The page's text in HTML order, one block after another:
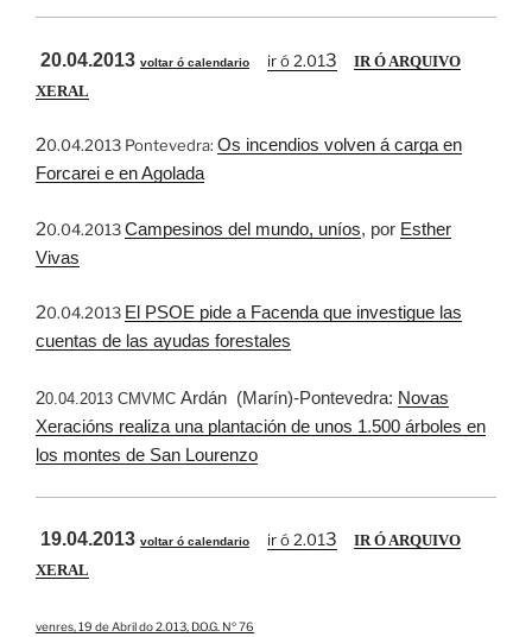
20.04.2013 voltar ó calendario ir ó 2.013
IR Ó ARQUIVO
XERAL
20.04.2013 Pontevedra: Os incendios volven á carga en
Forcarei e en Agolada
20.04.2013Campesinos del mundo, uníos, por Esther
Vivas
20.04.2013 El PSOE pide a Facenda que investigue las
cuentas de las ayudas forestales
20.04.2013 CMVMC Ardán (Marín)-Pontevedra: Novas
Xeracións realiza una plantación de unos 1.500 árboles en
los montes de San Lourenzo
19.04.2013 voltar ó calendario ir ó 2.013
IR Ó ARQUIVO
XERAL
venres, 19 de Abril do 2.013, D.O.G. Nº 76